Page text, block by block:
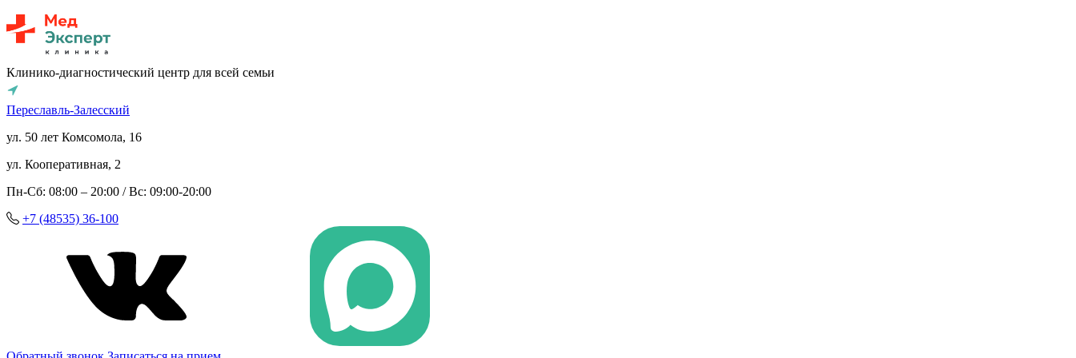
Клинико-диагностический центр для всей семьи
Переславль-Залесский
ул. 50 лет Комсомола, 16
ул. Кооперативная, 2
Пн-Сб: 08:00 – 20:00 / Вс: 09:00-20:00
+7 (48535) 36-100